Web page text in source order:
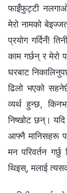
फाइँफुट्टी
मेरो नामको
प्रयोग गर्दिनँ!
काम गर्छन् र मेरो
घरबाट
ढिलो भएको
व्यर्थ हुन्छ,
निष्खोट छन्।
आफ्‍नै मानिसहरू
मन परिवर्तन
थिइस्, मलाई